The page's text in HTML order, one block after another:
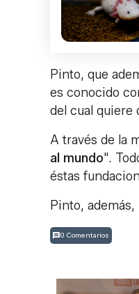
Pinto, que
es conocido
del cual quiere
A través de la
al mundo".
éstas
Pinto, además,
0 Comentarios